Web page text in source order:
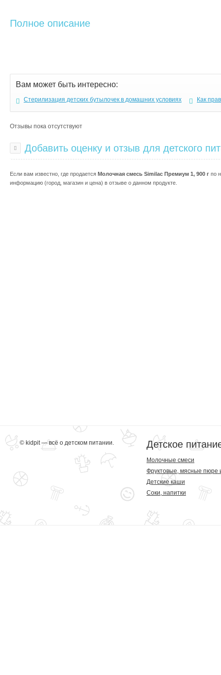
Полное описание
Вам может быть интересно:
Стерилизация детских бутылочек в домашних условиях Как
Отзывы пока отсутствуют
Добавить оценку и отзыв для детского
Если вам известно, где продается Молочная смесь Similac Премиум 1, 900 г по
информацию (город, магазин и цена) в отзыве о данном продукте.
© kidpit — всё о детском питании. Детское
Молочные смеси
Фруктовые, мясные пюре
Детские каши
Соки, напитки